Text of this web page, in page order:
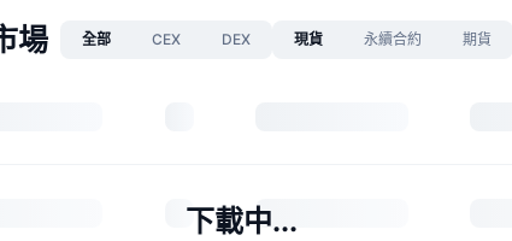
場 全部 CEX DEX 現貨 永續合約 期貨
下載中...